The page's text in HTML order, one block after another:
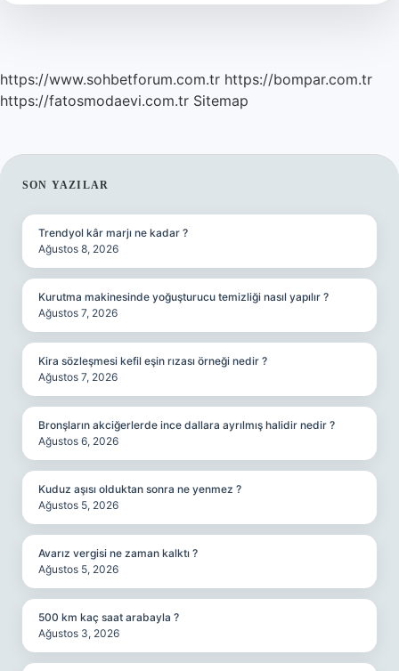
https://www.sohbetforum.com.tr https://bompar.com.tr
https://fatosmodaevi.com.tr Sitemap
SIDEBAR
SON YAZILAR
Trendyol kâr marjı ne kadar ?
Ağustos 8, 2026
Kurutma makinesinde yoğuşturucu temizliği nasıl yapılır ?
Ağustos 7, 2026
Kira sözleşmesi kefil eşin rızası örneği nedir ?
Ağustos 7, 2026
Bronşların akciğerlerde ince dallara ayrılmış halidir nedir ?
Ağustos 6, 2026
Kuduz aşısı olduktan sonra ne yenmez ?
Ağustos 5, 2026
Avarız vergisi ne zaman kalktı ?
Ağustos 5, 2026
500 km kaç saat arabayla ?
Ağustos 3, 2026